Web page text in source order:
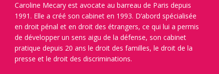
Caroline Mecary est avocate au barreau de Paris depuis
1991. Elle a créé son cabinet en 1993. D’abord spécialisée
en droit pénal et en droit des étrangers, ce qui lui a permis
de développer un sens aigu de la défense, son cabinet
pratique depuis 20 ans le droit des familles, le droit de la
presse et le droit des discriminations.